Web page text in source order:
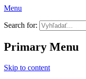
Menu
Prekroč svoj tieň
Search for:
Primary Menu
Skip to content